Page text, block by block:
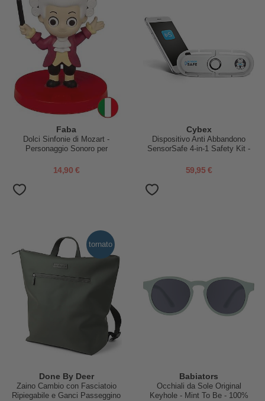
Faba
Dolci Sinfonie di Mozart -
Personaggio Sonoro per
14,90 €
Cybex
Dispositivo Anti Abbandono
SensorSafe 4-in-1 Safety Kit -
59,95 €
tornato
Done By Deer
Zaino Cambio con Fasciatoio
Ripiegabile e Ganci Passeggino
Babiators
Occhiali da Sole Original
Keyhole - Mint To Be - 100%